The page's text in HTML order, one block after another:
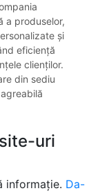
a produselor,
și
eficiență
clienților.
din sediu
uri
informație. Da-